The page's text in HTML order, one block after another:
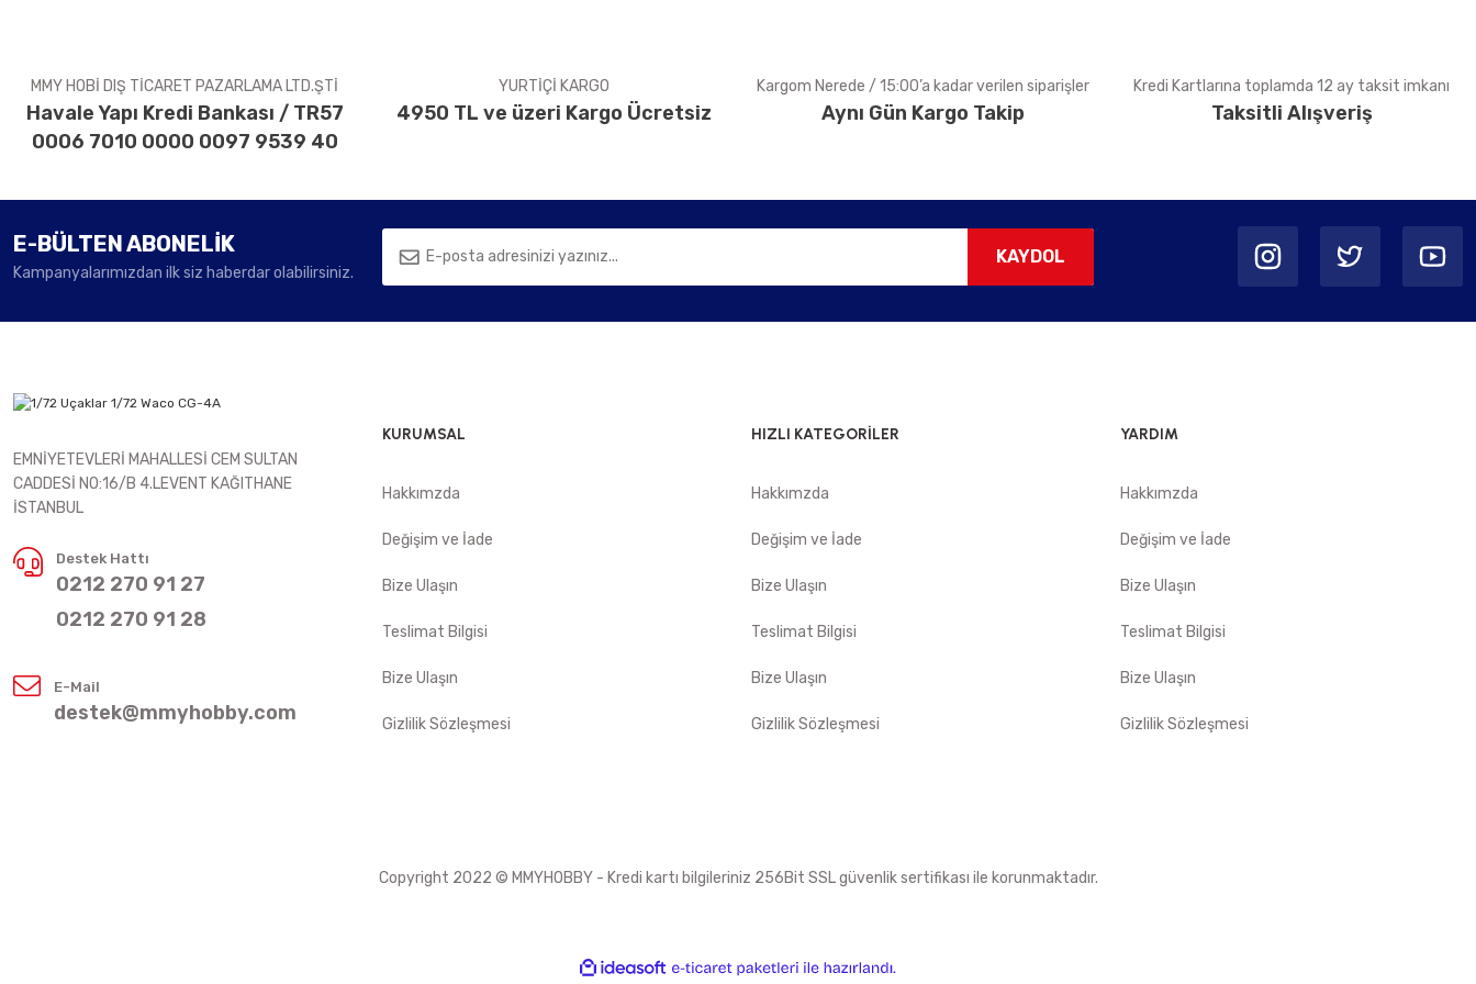
MMY HOBİ DIŞ TİCARET PAZARLAMA LTD.ŞTİ
Havale Yapı Kredi Bankası / TR57
0006 7010 0000 0097 9539 40
YURTİÇİ KARGO
4950 TL ve üzeri Kargo Ücretsiz
Kargom Nerede / 15:00’a kadar verilen siparişler
Aynı Gün Kargo Takip
Kredi Kartlarına toplamda 12 ay taksit imkanı
Taksitli Alışveriş
E-BÜLTEN ABONELİK
Kampanyalarımızdan ilk siz haberdar olabilirsiniz.
KAYDOL
EMNİYETEVLERİ MAHALLESİ CEM SULTAN
CADDESİ NO:16/B 4.LEVENT KAĞITHANE
İSTANBUL
Destek Hattı
0212 270 91 27
0212 270 91 28
E-Mail
destek@mmyhobby.com
KURUMSAL
Hakkımzda
Değişim ve İade
Bize Ulaşın
Teslimat Bilgisi
Bize Ulaşın
Gizlilik Sözleşmesi
HIZLI KATEGORİLER
Hakkımzda
Değişim ve İade
Bize Ulaşın
Teslimat Bilgisi
Bize Ulaşın
Gizlilik Sözleşmesi
YARDIM
Hakkımzda
Değişim ve İade
Bize Ulaşın
Teslimat Bilgisi
Bize Ulaşın
Gizlilik Sözleşmesi
Copyright 2022 © MMYHOBBY - Kredi kartı bilgileriniz 256Bit SSL güvenlik sertifikası ile korunmaktadır.
ideasoft
e-